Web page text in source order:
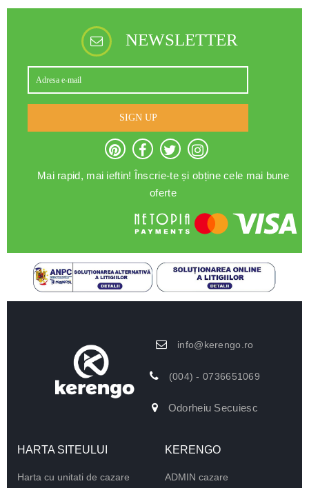
NEWSLETTER
SIGN UP
Mai rapid, mai ieftin! Înscrie-te și obține cele mai bune
oferte
info@kerengo.ro
(004) - 0736651069
Odorheiu Secuiesc
HARTA SITEULUI
Harta cu unitati de cazare
KERENGO
ADMIN cazare